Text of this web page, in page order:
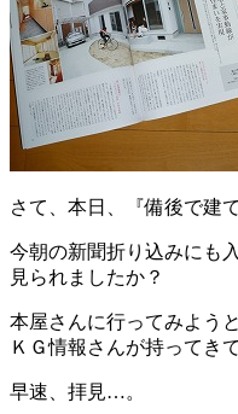
さて、本日、『備後で建
今朝の新聞折り込みにも
見られましたか？
本屋さんに行ってみよう
ＫＧ情報さんが持ってき
早速、拝見…。